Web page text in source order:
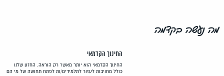
החינוך הקדמאי הוא יותר מאשר רק הוראה. החזון שלנו
כולל מחויבות לעזור לתלמידים/ות לפתח תחושה של מי הם